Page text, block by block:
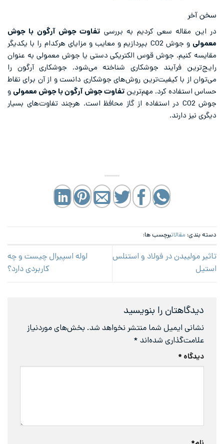
سخن آخر
در این مقاله سعی کردیم به بررسی تفاوت جوش آرگون با جوش
معمولی
و جوش CO2 بپردازیم و معایب و مزایای هرکدام را با یکدیگر
مقایسه کنیم. جوش قوس الکتریکی دستی یا جوش معمولی به عنوان
رایج‌ترین فرآیند جوشکاری شناخته می‌شود. جوشکاری آرگون را
می‌توان از با کیفیت‌ترین روش‌های جوشکاری دانست و از آن برای نقاط
حساس استفاده کرد. مهم‌ترین تفاوت جوش آرگون با جوش معمولی و
جوش CO2 در استفاده از گاز محافظ است. هرچند تفاوت‌های بسیار
دیگری نیز دارند.
دسته بندی: مقالاتبرچسب ها:
تاثیر مولیبدن در فولاد و استنلس
استیل
لوله اسپیرال چیست و چه
کاربردی دارد؟
دیدگاهتان را بنویسید
نشانی ایمیل شما منتشر نخواهد شد. بخش‌های موردنیاز
علامت‌گذاری شده‌اند *
دیدگاه *